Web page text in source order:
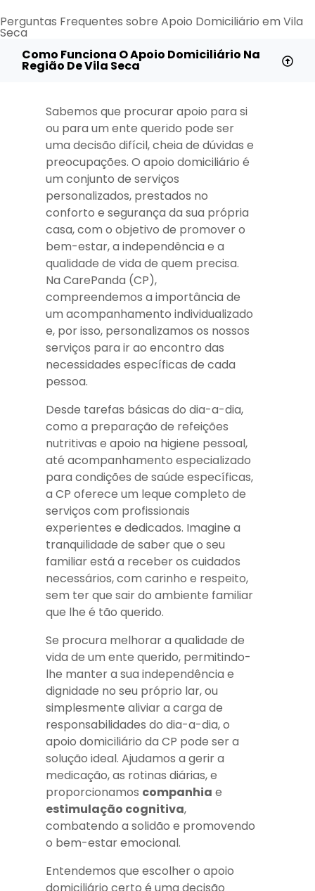
Perguntas Frequentes sobre Apoio Domiciliário em Vila
Seca
Como Funciona O Apoio Domiciliário Na
Região De Vila Seca
Sabemos que procurar apoio para si
ou para um ente querido pode ser
uma decisão difícil, cheia de dúvidas e
preocupações. O apoio domiciliário é
um conjunto de serviços
personalizados, prestados no
conforto e segurança da sua própria
casa, com o objetivo de promover o
bem-estar, a independência e a
qualidade de vida de quem precisa.
Na CarePanda (CP),
compreendemos a importância de
um acompanhamento individualizado
e, por isso, personalizamos os nossos
serviços para ir ao encontro das
necessidades específicas de cada
pessoa.
Desde tarefas básicas do dia-a-dia,
como a preparação de refeições
nutritivas e apoio na higiene pessoal,
até acompanhamento especializado
para condições de saúde específicas,
a CP oferece um leque completo de
serviços com profissionais
experientes e dedicados. Imagine a
tranquilidade de saber que o seu
familiar está a receber os cuidados
necessários, com carinho e respeito,
sem ter que sair do ambiente familiar
que lhe é tão querido.
Se procura melhorar a qualidade de
vida de um ente querido, permitindo-
lhe manter a sua independência e
dignidade no seu próprio lar, ou
simplesmente aliviar a carga de
responsabilidades do dia-a-dia, o
apoio domiciliário da CP pode ser a
solução ideal. Ajudamos a gerir a
medicação, as rotinas diárias, e
proporcionamos companhia e
estimulação cognitiva,
combatendo a solidão e promovendo
o bem-estar emocional.
Entendemos que escolher o apoio